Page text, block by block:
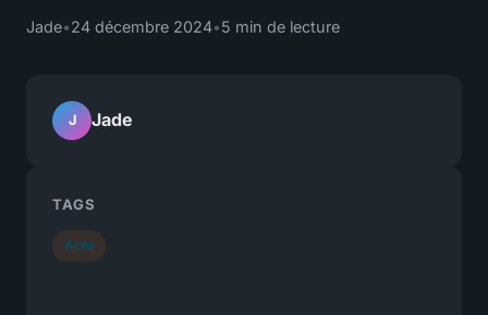
Jade•24 décembre 2024•5 min de lecture
J Jade
TAGS
Actu